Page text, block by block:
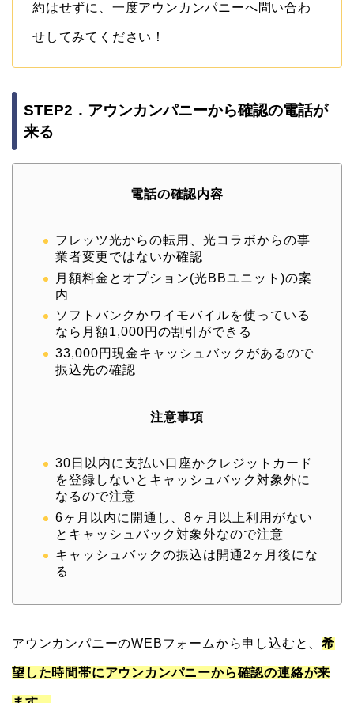
約はせずに、一度アウンカンパニーへ問い合わ
せしてみてください！
STEP2．アウンカンパニーから確認の電話が
来る
電話の確認内容
フレッツ光からの転用、光コラボからの事
業者変更ではないか確認
月額料金とオプション(光BBユニット)の案
内
ソフトバンクかワイモバイルを使っている
なら月額1,000円の割引ができる
33,000円現金キャッシュバックがあるので
振込先の確認
注意事項
30日以内に支払い口座かクレジットカード
を登録しないとキャッシュバック対象外に
なるので注意
6ヶ月以内に開通し、8ヶ月以上利用がない
とキャッシュバック対象外なので注意
キャッシュバックの振込は開通2ヶ月後にな
る
アウンカンパニーのWEBフォームから申し込むと、希
望した時間帯にアウンカンパニーから確認の連絡が来